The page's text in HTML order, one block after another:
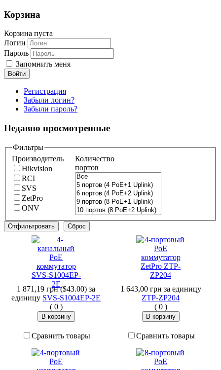
Корзина
Корзина пуста
Логин
Пароль
Запомнить меня
Регистрация
Забыли логин?
Забыли пароль?
Недавно просмотренные
Фильтры
Производитель
Hikvision
RCI
SVS
ZetPro
ONV
Количество
портов
1 871,19 грн ($43.00)за
единицу SVS-S1004EP-2E
(0 )
Сравнить товары
1 643,00 грн за единицу
ZTP-ZP204
(0 )
Сравнить товары